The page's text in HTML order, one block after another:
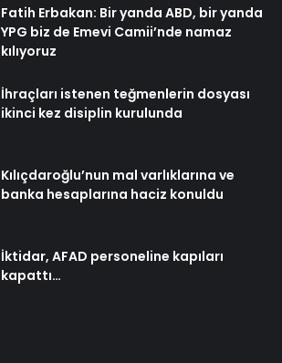
Fatih Erbakan: Bir yanda ABD, bir yanda
YPG biz de Emevi Camii’nde namaz
kılıyoruz
İhraçları istenen teğmenlerin dosyası
ikinci kez disiplin kurulunda
Kılıçdaroğlu’nun mal varlıklarına ve
banka hesaplarına haciz konuldu
İktidar, AFAD personeline kapıları
kapattı…